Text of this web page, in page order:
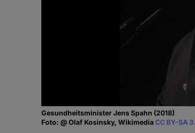
Gesundheitsminister Jens Spahn (2018)
Foto: @ Olaf Kosinsky, WikimediaCC BY-SA